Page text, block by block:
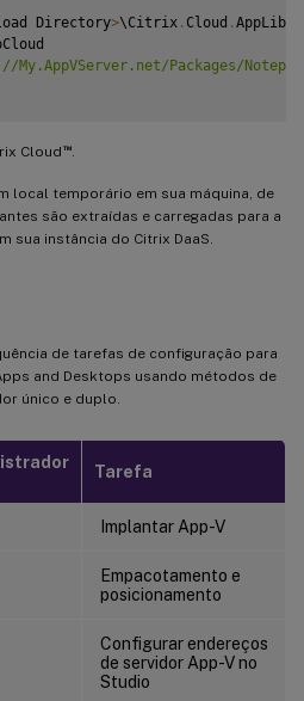
Directory>\Citrix . Cloud .
My.AppVServer.net/Packages/
Cloud ™.
local temporário em sua máquina, de
são extraídas e carregadas para a
sua instância do Citrix DaaS.
de tarefas de configuração para
and Desktops usando métodos de
único e duplo.
Tarefa
Implantar App-V
Empacotamento e
posicionamento
Configurar endereços
de servidor App-V no
Studio